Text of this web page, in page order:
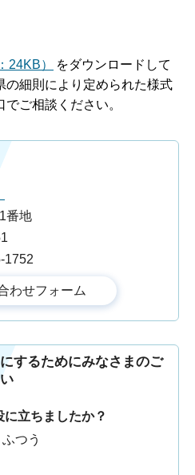
24KB）
をダウンロードして
の細則により定められた様式
ご相談ください。
番地
1752
するためにみなさまのご
立ちましたか？
つう